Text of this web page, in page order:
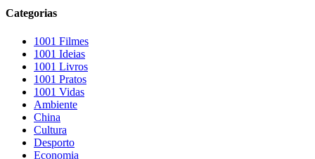
Categorias
1001 Filmes
1001 Ideias
1001 Livros
1001 Pratos
1001 Vidas
Ambiente
China
Cultura
Desporto
Economia